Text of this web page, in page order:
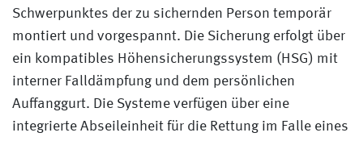
Schwerpunktes der zu sichernden Person temporär
montiert und vorgespannt. Die Sicherung erfolgt über
ein kompatibles Höhensicherungssystem (HSG) mit
interner Falldämpfung und dem persönlichen
Auffanggurt. Die Systeme verfügen über eine
integrierte Abseileinheit für die Rettung im Falle eines